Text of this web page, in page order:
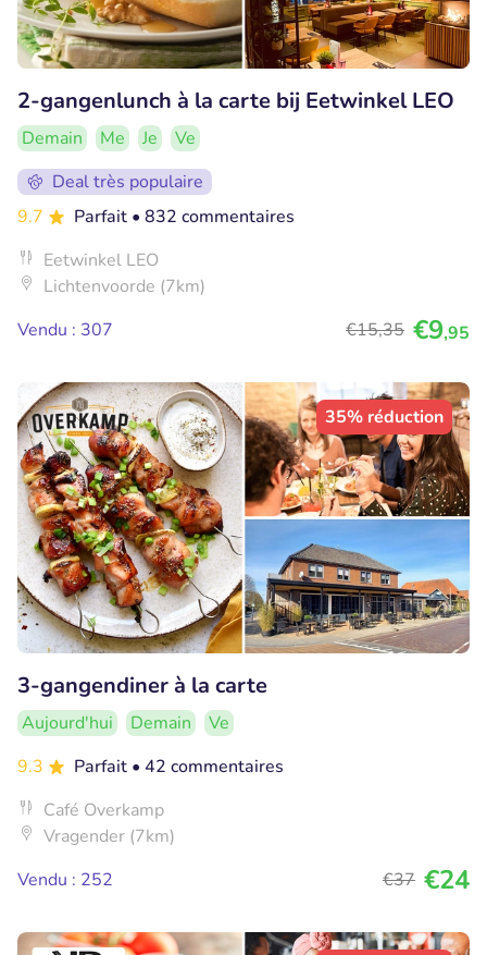
2-gangenlunch à la carte bij Eetwinkel LEO
Demain Me Je
Ve
Deal très populaire
9.7
Parfait • 832 commentaires
Eetwinkel LEO
Lichtenvoorde (7km)
Vendu : 307
€15,35 €9,95
35% réduction
3-gangendiner à la carte
Aujourd'hui Demain
Ve
9.3
Parfait • 42 commentaires
Café Overkamp
Vragender (7km)
Vendu : 252
€37 €24